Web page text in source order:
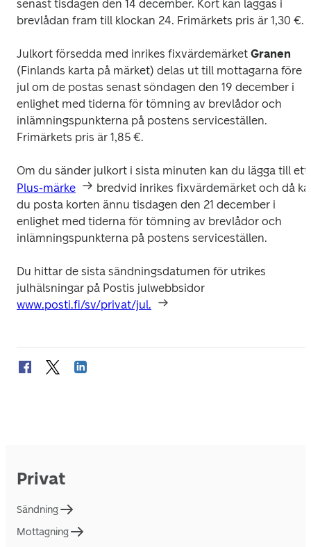
senast tisdagen den 14 december. Kort kan läggas i
brevlådan fram till klockan 24. Frimärkets pris är 1,30 €.
Julkort försedda med inrikes fixvärdemärket Granen
(Finlands karta på märket) delas ut till mottagarna före
jul om de postas senast söndagen den 19 december i
enlighet med tiderna för tömning av brevlådor och
inlämningspunkterna på postens serviceställen.
Frimärkets pris är 1,85 €.
Plus-märke
bredvid inrikes fixvärdemärket och då
du posta korten ännu tisdagen den 21 december i
enlighet med tiderna för tömning av brevlådor och
inlämningspunkterna på postens serviceställen.
Du hittar de sista sändningsdatumen för utrikes
www.posti.fi/sv/privat/jul.
Privat
Sändning
Mottagning